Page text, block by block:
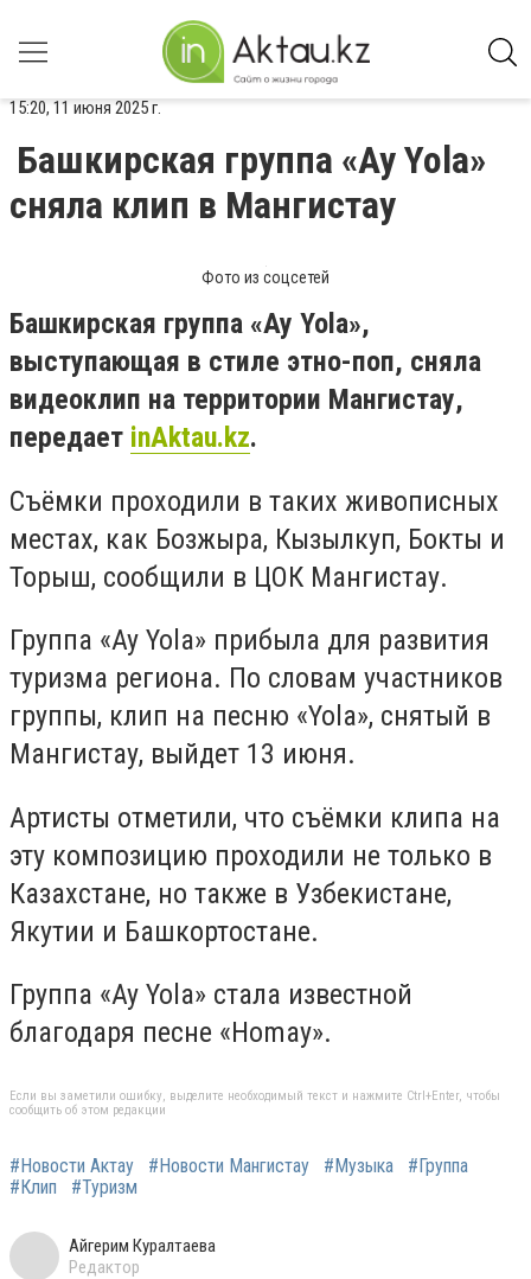
15:20, 11 июня 2025 г.
Башкирская группа «Ay Yola»
сняла клип в Мангистау
Фото из соцсетей
Башкирская группа «Ay Yola»,
выступающая в стиле этно-поп, сняла
видеоклип на территории Мангистау,
передает inAktau.kz.
Съёмки проходили в таких живописных
местах, как Бозжыра, Кызылкуп, Бокты и
Торыш, сообщили в ЦОК Мангистау.
Группа «Ay Yola» прибыла для развития
туризма региона. По словам участников
группы, клип на песню «Yola», снятый в
Мангистау, выйдет 13 июня.
Артисты отметили, что съёмки клипа на
эту композицию проходили не только в
Казахстане, но также в Узбекистане,
Якутии и Башкортостане.
Группа «Ay Yola» стала известной
благодаря песне «Homay».
Если вы заметили ошибку, выделите необходимый текст и нажмите Ctrl+Enter, чтобы
сообщить об этом редакции
#Новости Актау #Новости Мангистау #Музыка
#Группа
#Клип
#Туризм
Айгерим Куралтаева
Редактор